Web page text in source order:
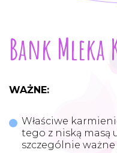
FacebookInstagram
Bank Mleka
WAŻNE:
Właściwe
tego z niską masą
szczególnie